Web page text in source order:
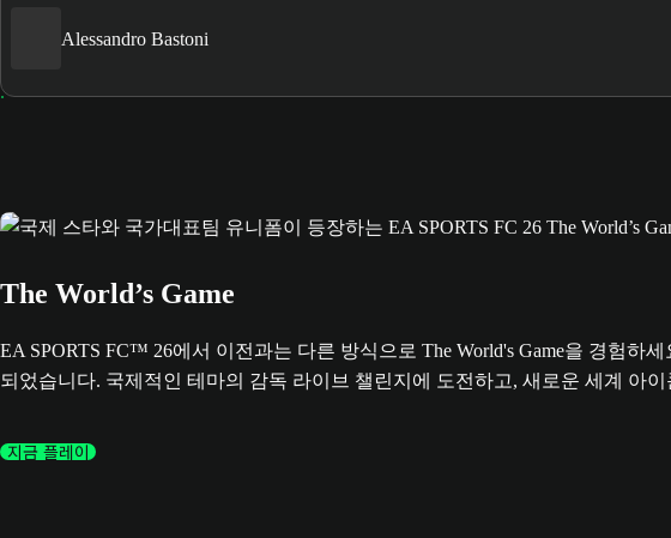
Alessandro Bastoni
The World’s Game
EA SPORTS FC™ 26에서 이전과는 다른 방식으로 The World's Game을 경험
되었습니다. 국제적인 테마의 감독 라이브 챌린지에 도전하고, 새로운 세계 아
지금 플레이